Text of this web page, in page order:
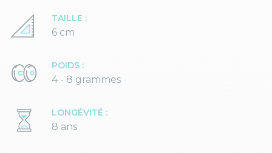
TAILLE :
6 cm
POIDS :
4 - 8 grammes
LONGÉVITÉ :
8 ans